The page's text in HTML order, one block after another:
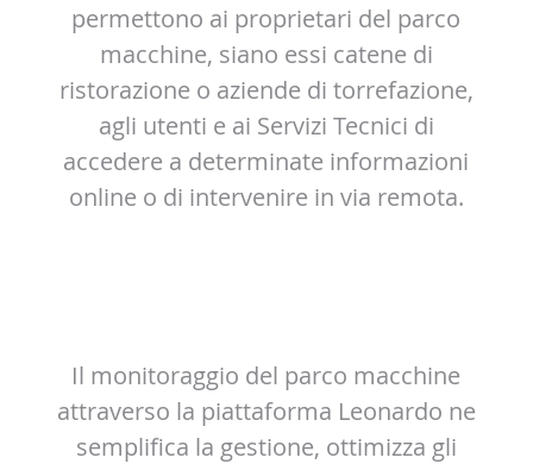
permettono ai proprietari del parco
macchine, siano essi catene di
ristorazione o aziende di torrefazione,
agli utenti e ai Servizi Tecnici di
accedere a determinate informazioni
online o di intervenire in via remota.
Il monitoraggio del parco macchine
attraverso la piattaforma Leonardo ne
semplifica la gestione, ottimizza gli